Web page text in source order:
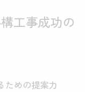
工事成功の
ための提案力